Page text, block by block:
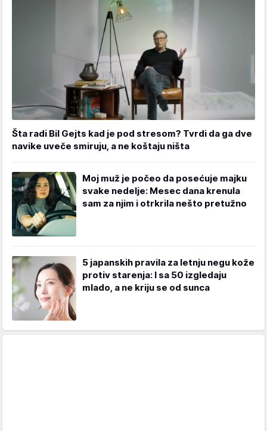
Šta radi Bil Gejts kad je pod stresom? Tvrdi da ga dve
navike uveče smiruju, a ne koštaju ništa
Moj muž je počeo da posećuje majku
svake nedelje: Mesec dana krenula
sam za njim i otrkrila nešto pretužno
5 japanskih pravila za letnju negu kože
protiv starenja: I sa 50 izgledaju
mlado, a ne kriju se od sunca